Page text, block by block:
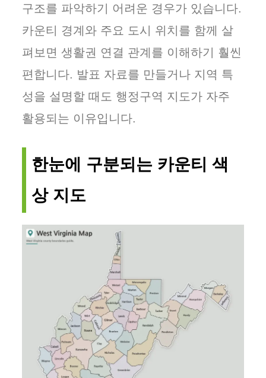
구조를 파악하기 어려운 경우가 있습니다.
카운티 경계와 주요 도시 위치를 함께 살
펴보면 생활권 연결 관계를 이해하기 훨씬
편합니다. 발표 자료를 만들거나 지역 특
성을 설명할 때도 행정구역 지도가 자주
활용되는 이유입니다.
한눈에 구분되는 카운티 색
상 지도